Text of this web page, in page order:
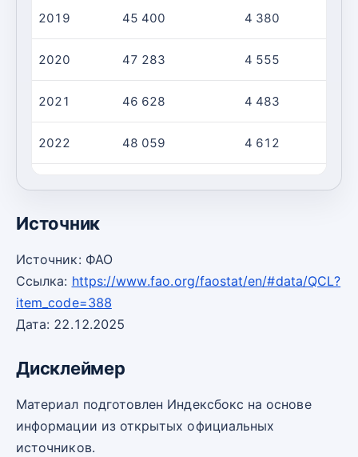
2019 45 400 4 380
2020 47 283 4 555
2021 46 628 4 483
2022 48 059 4 612
Источник
Источник: ФАО
Ссылка: https://www.fao.org/faostat/en/#data/QCL?
item_code=388
Дата: 22.12.2025
Дисклеймер
Материал подготовлен Индексбокс на основе
информации из открытых официальных
источников.